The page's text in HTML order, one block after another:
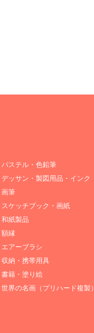
パステル・色鉛筆
デッサン・製図用品・インク
画筆
スケッチブック・画紙
和紙製品
額縁
エアーブラシ
収納・携帯用具
書籍・塗り絵
世界の名画（プリハード複製）